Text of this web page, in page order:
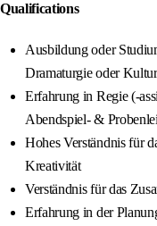
Qualifications
Ausbildung oder
Dramaturgie oder
Erfahrung in Regie (-
Abendspiel- &
Hohes Verständnis für
Kreativität
Verständnis für das
Erfahrung in der